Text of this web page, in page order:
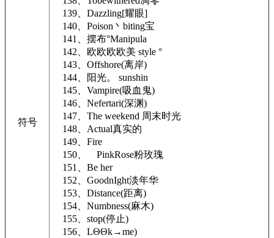
符号
139、Dazzling[耀眼]
140、Poison丶biting宝
141、摆布°Manipula
142、欧欧欧欧美 style °
143、Offshore(离岸)
144、阳光。 sunshin
145、Vampire(吸血鬼)
146、Nefertari(深渊)
147、The weekend 周末时光
148、Actual真实的
149、Fire
150、ゝPinkRose粉玫瑰
151、Be her
152、GoodnIght淡年华
153、Distance(距离)
154、Numbness(麻木)
155、stop(停止)
156、LΘΘk→me)